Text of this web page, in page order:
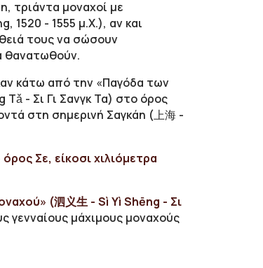
τριάντα μοναχοί με
1520 - 1555 μ.Χ.), αν και
τους να σώσουν
θανατωθούν.
κάτω από την «Παγόδα των
- Σι Γι Σανγκ Τα) στο όρος
στη σημερινή Σαγκάη (上海 -
Σε, είκοσι χιλιόμετρα
(泗义生 - Sì Yì Shēng - Σι
γενναίους μάχιμους μοναχούς